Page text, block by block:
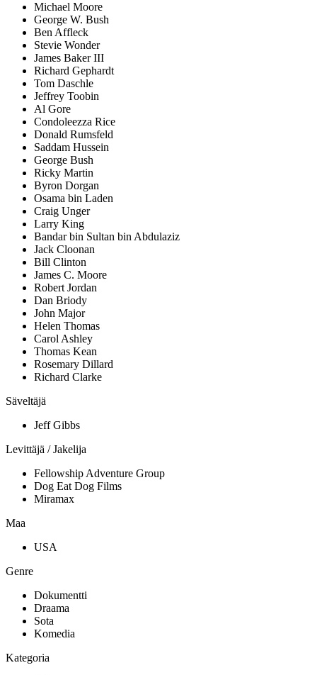
Michael Moore
George W. Bush
Ben Affleck
Stevie Wonder
James Baker III
Richard Gephardt
Tom Daschle
Jeffrey Toobin
Al Gore
Condoleezza Rice
Donald Rumsfeld
Saddam Hussein
George Bush
Ricky Martin
Byron Dorgan
Osama bin Laden
Craig Unger
Larry King
Bandar bin Sultan bin Abdulaziz
Jack Cloonan
Bill Clinton
James C. Moore
Robert Jordan
Dan Briody
John Major
Helen Thomas
Carol Ashley
Thomas Kean
Rosemary Dillard
Richard Clarke
Säveltäjä
Jeff Gibbs
Levittäjä / Jakelija
Fellowship Adventure Group
Dog Eat Dog Films
Miramax
Maa
USA
Genre
Dokumentti
Draama
Sota
Komedia
Kategoria